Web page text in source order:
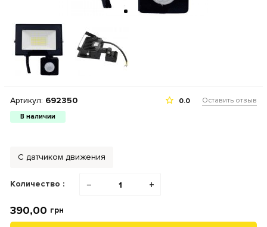
Артикул: 692350
В наличии
0.0 Оставить отзыв
С датчиком движения
Количество : − +
390,00 грн